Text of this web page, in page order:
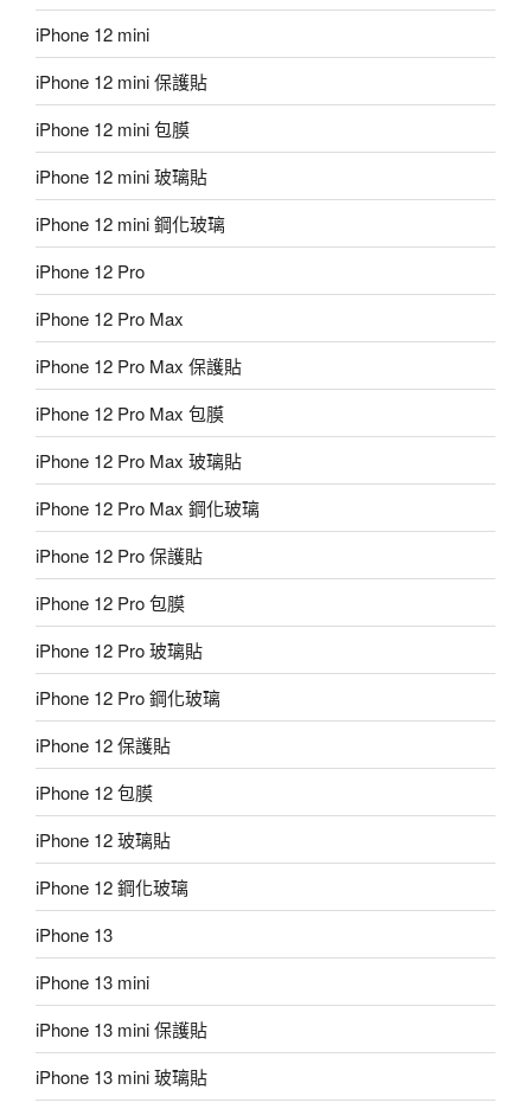
iPhone 12 mini
iPhone 12 mini 保護貼
iPhone 12 mini 包膜
iPhone 12 mini 玻璃貼
iPhone 12 mini 鋼化玻璃
iPhone 12 Pro
iPhone 12 Pro Max
iPhone 12 Pro Max 保護貼
iPhone 12 Pro Max 包膜
iPhone 12 Pro Max 玻璃貼
iPhone 12 Pro Max 鋼化玻璃
iPhone 12 Pro 保護貼
iPhone 12 Pro 包膜
iPhone 12 Pro 玻璃貼
iPhone 12 Pro 鋼化玻璃
iPhone 12 保護貼
iPhone 12 包膜
iPhone 12 玻璃貼
iPhone 12 鋼化玻璃
iPhone 13
iPhone 13 mini
iPhone 13 mini 保護貼
iPhone 13 mini 玻璃貼